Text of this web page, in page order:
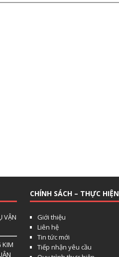
VẬN
KIM
CHÍNH SÁCH – THỰC HIỆN
Giới thiệu
Liên hệ
Tin tức mới
Tiếp nhận yêu cầu